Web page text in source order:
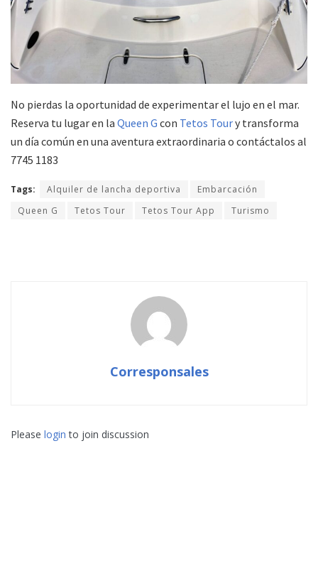
No pierdas la oportunidad de experimentar el lujo en el mar.
Reserva tu lugar en la Queen G con Tetos Toury transforma
un día común en una aventura extraordinaria o contáctalos al
7745 1183
Tags: Alquiler de lancha deportiva
Embarcación
Queen G
Tetos Tour Tetos Tour App Turismo
Corresponsales
Please login to join discussion